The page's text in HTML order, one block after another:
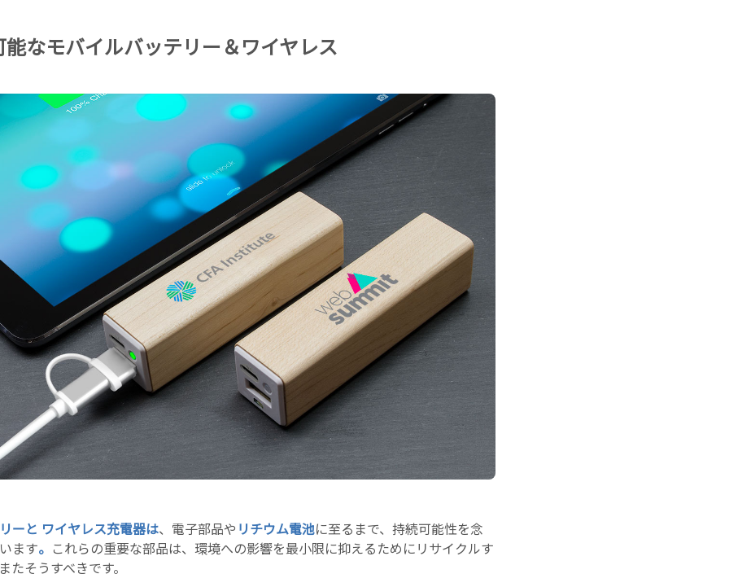
なモバイルバッテリー＆ワイヤレス
ーと ワイヤレス充電器は、電子部品や リチウム電池に至るまで、持続可能性を念
ます。 これらの重要な部品は、環境への影響を最小限に抑えるためにリサイクルす
たそうすべきです。